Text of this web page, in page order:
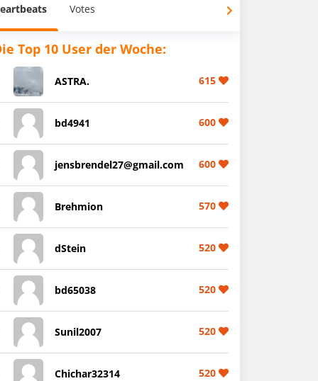
Votes
Top 10 User der Woche:
ASTRA. 615
bd4941 600
jensbrendel27@gmail.com 600
Brehmion 570
dStein 520
bd65038 520
Sunil2007 520
Chichar32314 520